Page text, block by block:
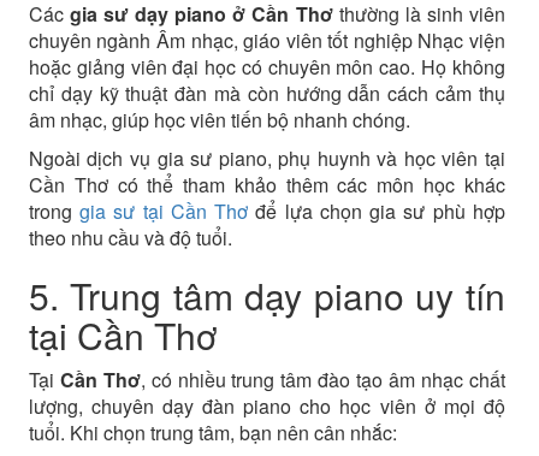
Cácgia sư dạy piano ở Cần Thơthường là sinh viên
chuyên ngành Âm nhạc, giáo viên tốt nghiệp Nhạc viện
hoặc giảng viên đại học có chuyên môn cao. Họ không
chỉ dạy kỹ thuật đàn mà còn hướng dẫn cách cảm thụ
âm nhạc, giúp học viên tiến bộ nhanh chóng.
Ngoài dịch vụ gia sư piano, phụ huynh và học viên tại
Cần Thơ có thể tham khảo thêm các môn học khác
tronggia sư tại Cần Thơđể lựa chọn gia sư phù hợp
theo nhu cầu và độ tuổi.
5. Trung tâm dạy piano uy tín
tại Cần Thơ
Tại Cần Thơ, có nhiều trung tâm đào tạo âm nhạc chất
lượng, chuyên dạy đàn piano cho học viên ở mọi độ
tuổi. Khi chọn trung tâm, bạn nên cân nhắc: